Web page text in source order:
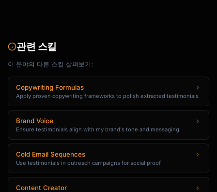
관련 스킬
이 분야의 다른 스킬 살펴보기:
Copywriting Formulas
Apply proven copywriting frameworks to polish extracted testimonials
Brand Voice
Ensure testimonials align with my brand's tone and messaging
Cold Email Sequences
Use testimonials in outreach campaigns for social proof
Content Creator